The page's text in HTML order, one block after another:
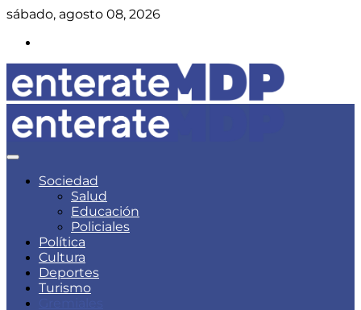
Skip
content
sábado, agosto 08, 2026
Enterate Mar del Plata
Noticias de Mar del Plata
Sociedad
Salud
Educación
Policiales
Política
Cultura
Deportes
Turismo